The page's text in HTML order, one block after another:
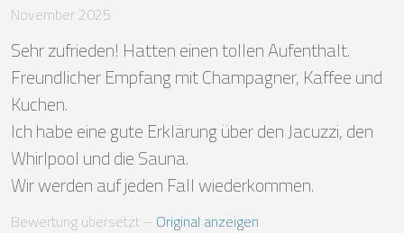
November 2025
Sehr zufrieden! Hatten einen tollen Aufenthalt.
Freundlicher Empfang mit Champagner, Kaffee und
Kuchen.
Ich habe eine gute Erklärung über den Jacuzzi, den
Whirlpool und die Sauna.
Wir werden auf jeden Fall wiederkommen.
Bewertung übersetzt – Original anzeigen